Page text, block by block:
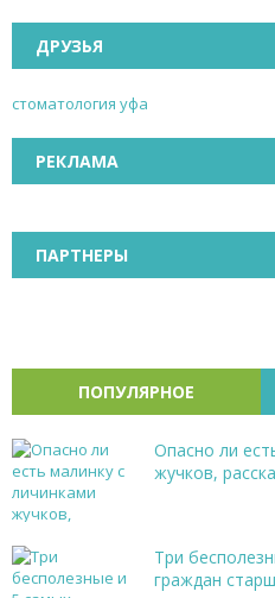
ДРУЗЬЯ
стоматология уфа
РЕКЛАМА
ПАРТНЕРЫ
ПОПУЛЯРНОЕ
Опасно ли
жучков,
Три
граждан